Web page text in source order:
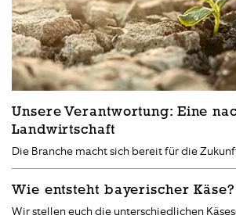
Unsere Verantwortung: Eine
Landwirtschaft
Die Branche macht sich bereit für die
Wie entsteht bayerischer Käse?
Wir stellen euch die unterschiedlichen